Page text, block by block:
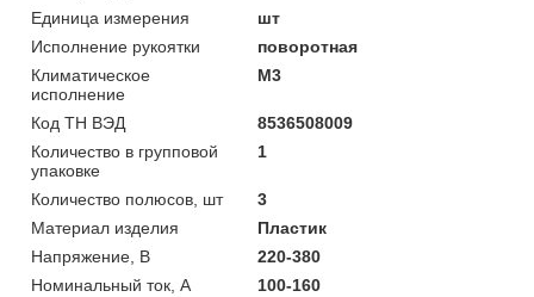
Единица измерения
шт
Исполнение рукоятки
поворотная
Климатическое
исполнение
М3
Код ТН ВЭД
8536508009
Количество в групповой
упаковке
1
Количество полюсов, шт
3
Материал изделия
Пластик
Напряжение, В
220-380
Номинальный ток, А
100-160